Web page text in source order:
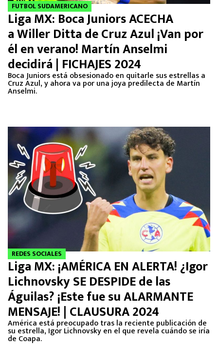
FUTBOL SUDAMERICANO
Liga MX: Boca Juniors ACECHA
a Willer Ditta de Cruz Azul ¡Van por
él en verano! Martín Anselmi
decidirá | FICHAJES 2024
Boca Juniors está obsesionado en quitarle sus estrellas a
Cruz Azul, y ahora va por una joya predilecta de Martín
Anselmi.
REDES SOCIALES
Liga MX: ¡AMÉRICA EN ALERTA! ¿Igor
Lichnovsky SE DESPIDE de las
Águilas? ¡Este fue su ALARMANTE
MENSAJE! | CLAUSURA 2024
América está preocupado tras la reciente publicación de
su estrella, Igor Lichnovsky en el que revela cuándo se iría
de Coapa.